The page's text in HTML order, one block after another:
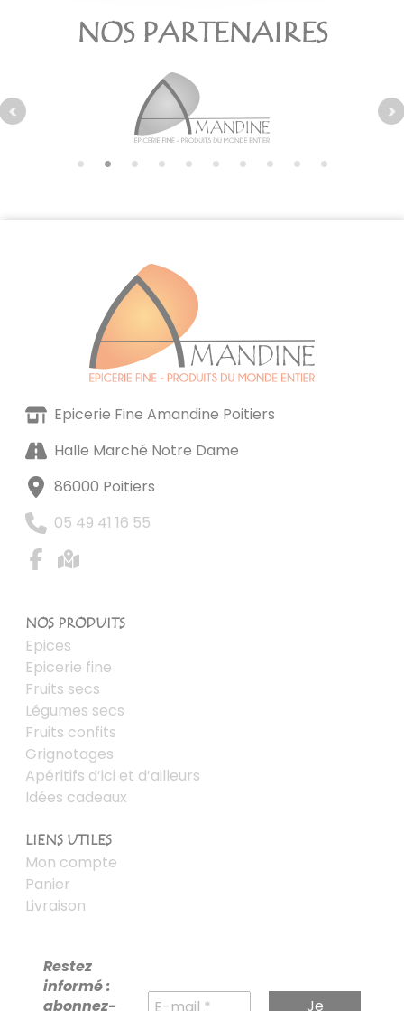
NOS PARTENAIRES
Epicerie Fine Amandine Poitiers
Halle Marché Notre Dame
86000 Poitiers
05 49 41 16 55
NOS PRODUITS
Epices
Epicerie fine
Fruits secs
Légumes secs
Fruits confits
Grignotages
Apéritifs d’ici et d’ailleurs
Idées cadeaux
LIENS UTILES
Mon compte
Panier
Livraison
Restez
informé :
abonnez-